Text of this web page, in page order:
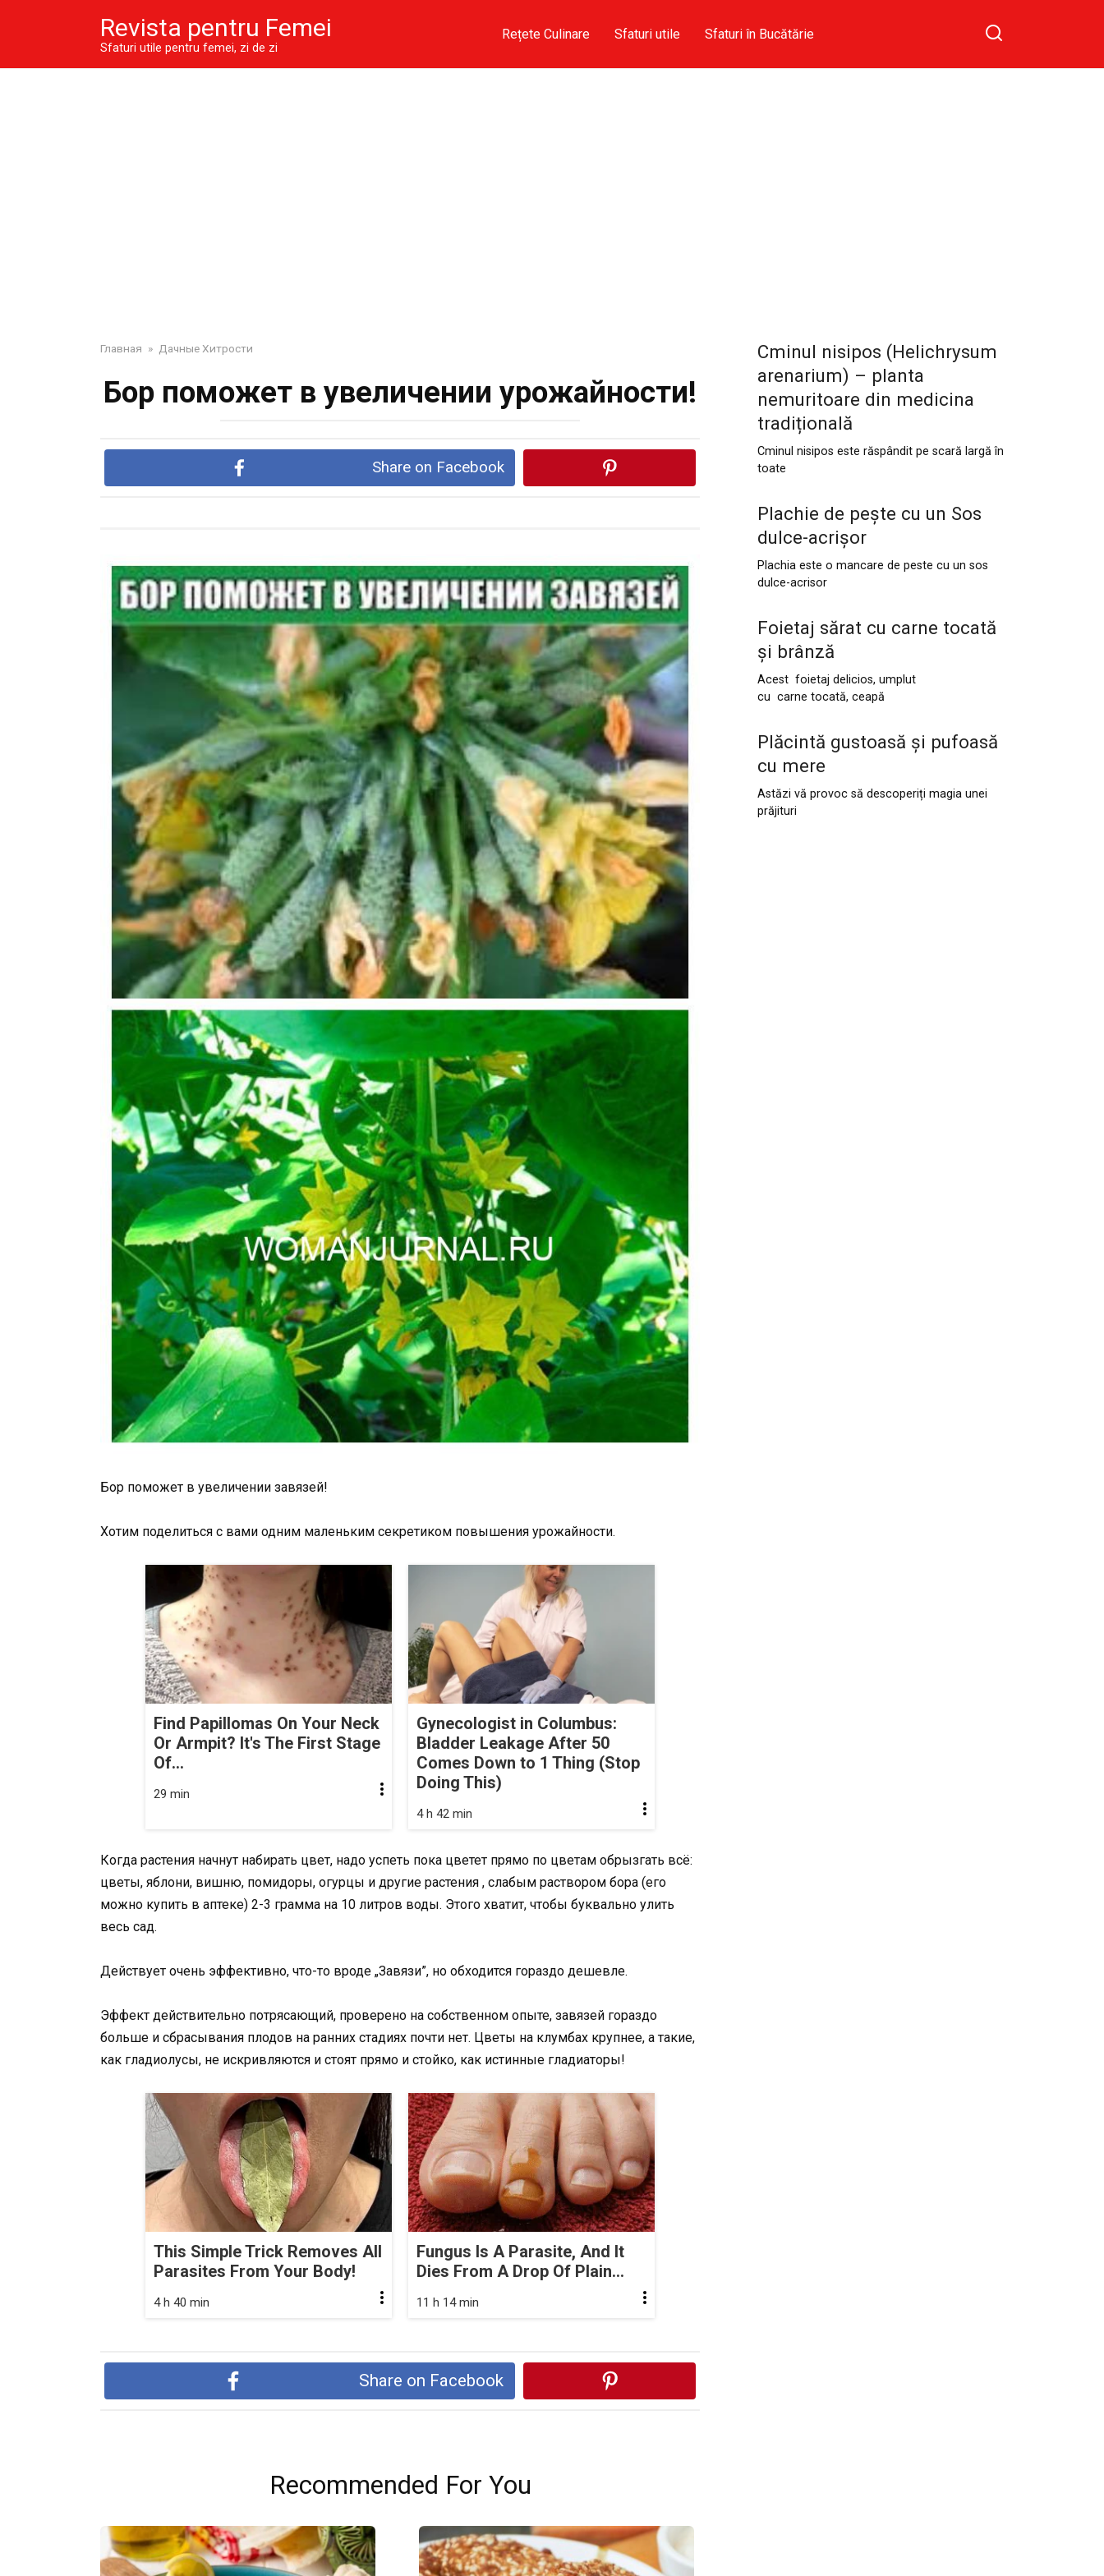
Revista pentru Femei
Sfaturi utile pentru femei, zi de zi
Rețete Culinare Sfaturi utile Sfaturi în Bucătărie
Главная » Дачные Хитрости
Бор поможет в увеличении урожайности!
Share on Facebook
Бор поможет в увеличении завязей!
Хотим поделиться с вами одним маленьким секретиком повышения урожайности.
Find Papillomas On Your Neck
Or Armpit? It's The First Stage
Of...
29 min
Gynecologist in Columbus:
Bladder Leakage After 50
Comes Down to 1 Thing (Stop
Doing This)
4 h 42 min
Когда растения начнут набирать цвет, надо успеть пока цветет прямо по цветам обрызгать всё:
цветы, яблони, вишню, помидоры, огурцы и другие растения , слабым раствором бора (его
можно купить в аптеке) 2-3 грамма на 10 литров воды. Этого хватит, чтобы буквально улить
весь сад.
Действует очень эффективно, что-то вроде „Завязи”, но обходится гораздо дешевле.
Эффект действительно потрясающий, проверено на собственном опыте, завязей гораздо
больше и сбрасывания плодов на ранних стадиях почти нет. Цветы на клумбах крупнее, а такие,
как гладиолусы, не искривляются и стоят прямо и стойко, как истинные гладиаторы!
This Simple Trick Removes All
Parasites From Your Body!
4 h 40 min
Fungus Is A Parasite, And It
Dies From A Drop Of Plain...
11 h 14 min
Share on Facebook
Recommended For You
Cminul nisipos (Helichrysum
arenarium) – planta
nemuritoare din medicina
tradițională
Cminul nisipos este răspândit pe scară largă în
toate
Plachie de pește cu un Sos
dulce-acrișor
Plachia este o mancare de peste cu un sos
dulce-acrisor
Foietaj sărat cu carne tocată
și brânză
Acest foietaj delicios, umplut
cu carne tocată, ceapă
Plăcintă gustoasă și pufoasă
cu mere
Astăzi vă provoc să descoperiți magia unei
prăjituri